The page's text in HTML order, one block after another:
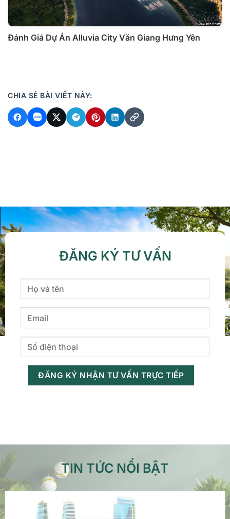
Đánh Giá Dự Án Alluvia City Văn Giang Hưng Yên
CHIA SẺ BÀI VIẾT NÀY:
ĐĂNG KÝ TƯ VẤN
TIN TỨC NỔI BẬT